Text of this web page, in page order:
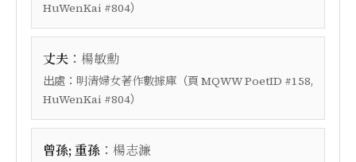
HuWenKai #804）
丈夫 ： 楊敏勳
出處： 明清婦女著作數據庫 （頁 MQWW PoetID #158,
HuWenKai #804）
曾孫; 重孫 ： 楊志濂